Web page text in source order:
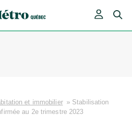
et immobilier » Stabilisation
au 2e trimestre 2023